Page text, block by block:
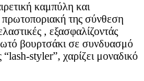
καμπύλη και
της σύνθεση
, εξασφαλίζοντάς
βουρτσάκι σε συνδυασμό
styler”, χαρίζει μοναδικό